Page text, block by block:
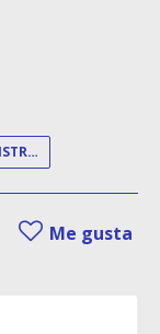
COLEGIO DE REGISTRADORES
Me gusta